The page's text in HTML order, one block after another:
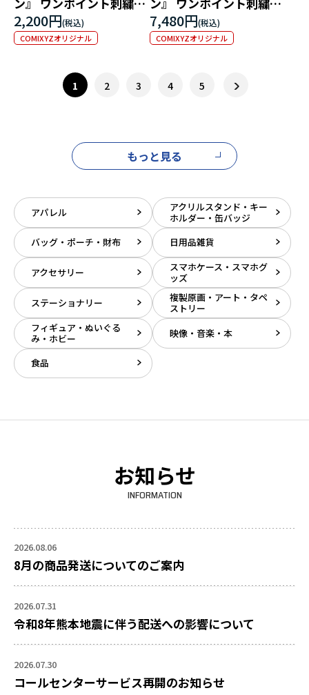
ックス
2,200円
COMIXYZオリジナル
ニトートバッグ
7,480円
COMIXYZオリジナル
1 2 3 4 5
もっと見る
アパレル
アクリルスタンド・キー
ホルダー・缶バッジ
バッグ・ポーチ・財布
日用品雑貨
アクセサリー
スマホケース・スマホグ
ッズ
ステーショナリー
複製原画・アート・タペ
ストリー
フィギュア・ぬいぐる
み・ホビー
映像・音楽・本
食品
お知らせ
INFORMATION
2026.08.06
8月の商品発送についてのご案内
2026.07.31
令和8年熊本地震に伴う配送への影響について
2026.07.30
コールセンターサービス再開のお知らせ